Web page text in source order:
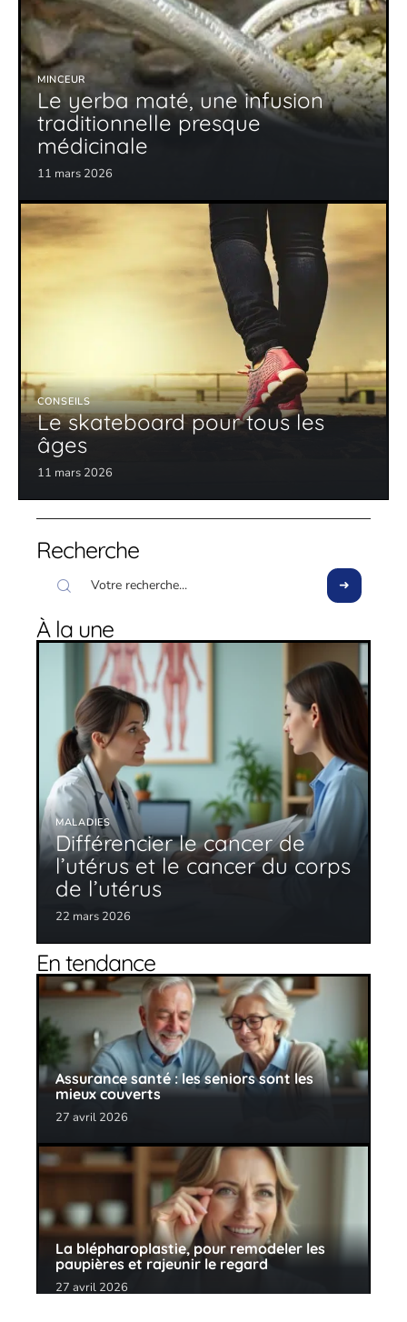
MINCEUR
Le yerba maté, une infusion
traditionnelle presque
médicinale
11 mars 2026
CONSEILS
Le skateboard pour tous les
âges
11 mars 2026
Recherche
À la une
MALADIES
Différencier le cancer de
l’utérus et le cancer du corps
de l’utérus
22 mars 2026
En tendance
Assurance santé : les seniors sont les
mieux couverts
27 avril 2026
La blépharoplastie, pour remodeler les
paupières et rajeunir le regard
27 avril 2026